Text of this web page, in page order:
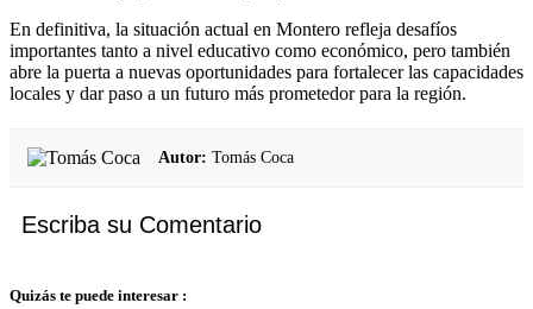
En definitiva, la situación actual en Montero refleja desafíos
importantes tanto a nivel educativo como económico, pero también
abre la puerta a nuevas oportunidades para fortalecer las capacidades
locales y dar paso a un futuro más prometedor para la región.
Autor: Tomás Coca
Escriba su Comentario
Quizás te puede interesar :